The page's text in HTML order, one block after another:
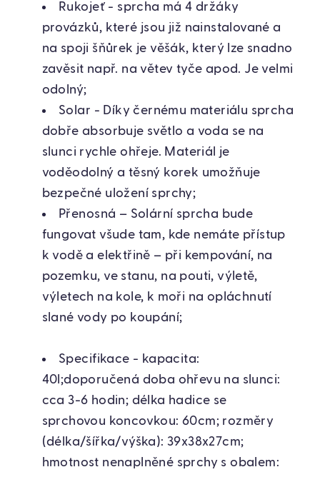
Rukojeť - sprcha má 4 držáky
provázků, které jsou již nainstalované a
na spoji šňůrek je věšák, který lze snadno
zavěsit např. na větev tyče apod. Je velmi
odolný;
Solar - Díky černému materiálu sprcha
dobře absorbuje světlo a voda se na
slunci rychle ohřeje. Materiál je
voděodolný a těsný korek umožňuje
bezpečné uložení sprchy;
Přenosná – Solární sprcha bude
fungovat všude tam, kde nemáte přístup
k vodě a elektřině – při kempování, na
pozemku, ve stanu, na pouti, výletě,
výletech na kole, k moři na opláchnutí
slané vody po koupání;
Specifikace - kapacita:
40l;doporučená doba ohřevu na slunci:
cca 3-6 hodin; délka hadice se
sprchovou koncovkou: 60cm; rozměry
(délka/šířka/výška): 39х38х27cm;
hmotnost nenaplněné sprchy s obalem: